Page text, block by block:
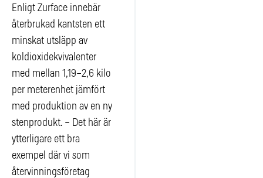
Enligt Zurface innebär
återbrukad kantsten ett
minskat utsläpp av
koldioxidekvivalenter
med mellan 1,19–2,6 kilo
per meterenhet jämfört
med produktion av en ny
stenprodukt. – Det här är
ytterligare ett bra
exempel där vi som
återvinningsföretag